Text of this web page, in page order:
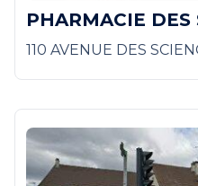
PHARMACIE DES
110 AVENUE DES